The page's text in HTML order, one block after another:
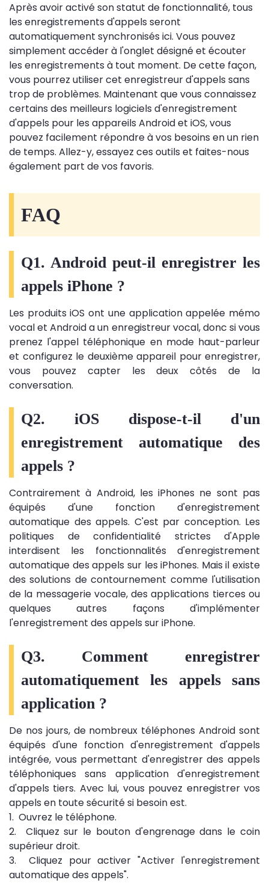
Après avoir activé son statut de fonctionnalité, tous
les enregistrements d'appels seront
automatiquement synchronisés ici. Vous pouvez
simplement accéder à l'onglet désigné et écouter
les enregistrements à tout moment. De cette façon,
vous pourrez utiliser cet enregistreur d'appels sans
trop de problèmes. Maintenant que vous connaissez
certains des meilleurs logiciels d'enregistrement
d'appels pour les appareils Android et iOS, vous
pouvez facilement répondre à vos besoins en un rien
de temps. Allez-y, essayez ces outils et faites-nous
également part de vos favoris.
FAQ
Q1. Android peut-il enregistrer les
appels iPhone ?
Les produits iOS ont une application appelée mémo
vocal et Android a un enregistreur vocal, donc si vous
prenez l'appel téléphonique en mode haut-parleur
et configurez le deuxième appareil pour enregistrer,
vous pouvez capter les deux côtés de la
conversation.
Q2. iOS dispose-t-il d'un
enregistrement automatique des
appels ?
Contrairement à Android, les iPhones ne sont pas
équipés d'une fonction d'enregistrement
automatique des appels. C'est par conception. Les
politiques de confidentialité strictes d'Apple
interdisent les fonctionnalités d'enregistrement
automatique des appels sur les iPhones. Mais il existe
des solutions de contournement comme l'utilisation
de la messagerie vocale, des applications tierces ou
quelques autres façons d'implémenter
l'enregistrement des appels sur iPhone.
Q3. Comment enregistrer
automatiquement les appels sans
application ?
De nos jours, de nombreux téléphones Android sont
équipés d'une fonction d'enregistrement d'appels
intégrée, vous permettant d'enregistrer des appels
téléphoniques sans application d'enregistrement
d'appels tiers. Avec lui, vous pouvez enregistrer vos
appels en toute sécurité si besoin est.
1. Ouvrez le téléphone.
2. Cliquez sur le bouton d'engrenage dans le coin
supérieur droit.
3. Cliquez pour activer "Activer l'enregistrement
automatique des appels".